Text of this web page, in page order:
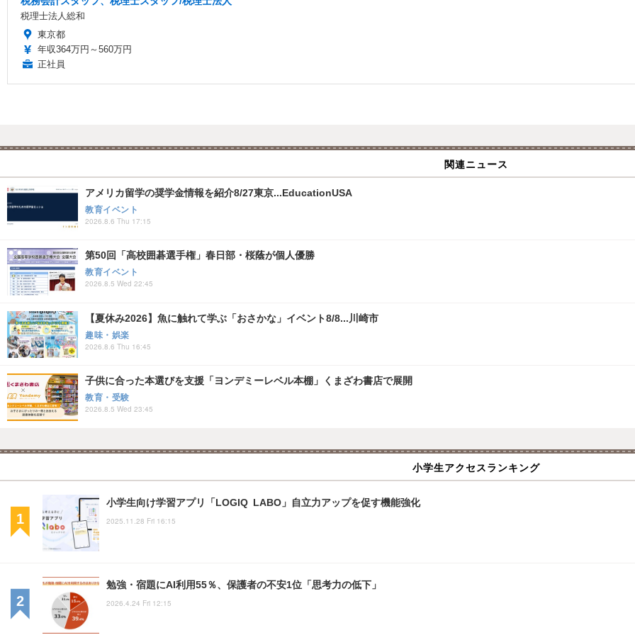
税理士法人総和
東京都
年収364万円～560万円
正社員
関連ニュース
アメリカ留学の奨学金情報を紹介8/27東京...EducationUSA
教育イベント
2026.8.6 Thu 17:15
第50回「高校囲碁選手権」春日部・桜蔭が個人優勝
教育イベント
2026.8.5 Wed 22:45
【夏休み2026】魚に触れて学ぶ「おさかな」イベント8/8...川崎市
趣味・娯楽
2026.8.6 Thu 16:45
子供に合った本選びを支援「ヨンデミーレベル本棚」くまざわ書店で展開
教育・受験
2026.8.5 Wed 23:45
小学生アクセスランキング
小学生向け学習アプリ「LOGIQ LABO」自立力アップを促す機能強化
2025.11.28 Fri 16:15
勉強・宿題にAI利用55％、保護者の不安1位「思考力の低下」
2026.4.24 Fri 12:15